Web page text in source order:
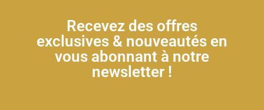
Recevez des offres
exclusives & nouveautés en
vous abonnant à notre
newsletter !